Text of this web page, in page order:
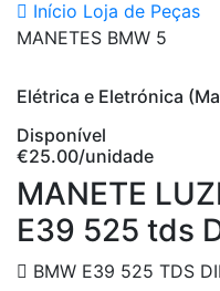
Início Loja de Peças
MANETES BMW 5
Elétrica e Eletrónica
Disponível
€25.00/unidade
MANETE
E39 525 tds
BMW E39 525 TDS